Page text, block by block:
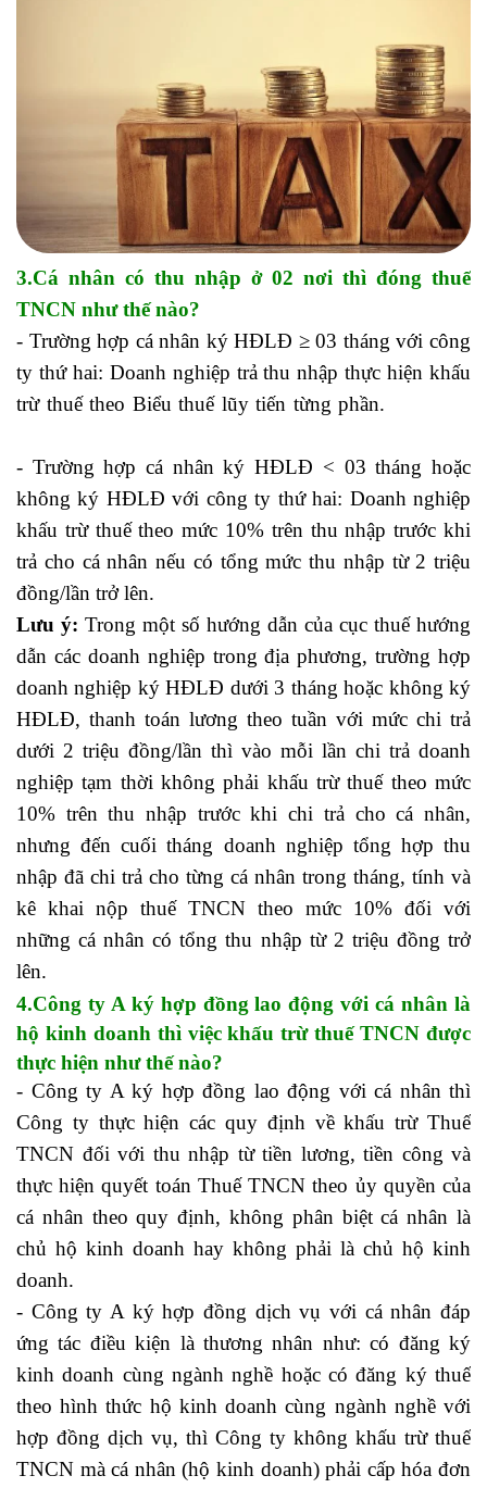
3.Cá nhân có thu nhập ở 02 nơi thì đóng thuế
TNCN như thế nào?
- Trường hợp cá nhân ký HĐLĐ ≥ 03 tháng với công
ty thứ hai: Doanh nghiệp trả thu nhập thực hiện khấu
trừ thuế theo Biểu thuế lũy tiến từng phần.
- Trường hợp cá nhân ký HĐLĐ < 03 tháng hoặc
không ký HĐLĐ với công ty thứ hai: Doanh nghiệp
khấu trừ thuế theo mức 10% trên thu nhập trước khi
trả cho cá nhân nếu có tổng mức thu nhập từ 2 triệu
đồng/lần trở lên.
Lưu ý: Trong một số hướng dẫn của cục thuế hướng
dẫn các doanh nghiệp trong địa phương, trường hợp
doanh nghiệp ký HĐLĐ dưới 3 tháng hoặc không ký
HĐLĐ, thanh toán lương theo tuần với mức chi trả
dưới 2 triệu đồng/lần thì vào mỗi lần chi trả doanh
nghiệp tạm thời không phải khấu trừ thuế theo mức
10% trên thu nhập trước khi chi trả cho cá nhân,
nhưng đến cuối tháng doanh nghiệp tổng hợp thu
nhập đã chi trả cho từng cá nhân trong tháng, tính và
kê khai nộp thuế TNCN theo mức 10% đối với
những cá nhân có tổng thu nhập từ 2 triệu đồng trở
lên.
4.Công ty A ký hợp đồng lao động với cá nhân là
hộ kinh doanh thì việc khấu trừ thuế TNCN được
thực hiện như thế nào?
- Công ty A ký hợp đồng lao động với cá nhân thì
Công ty thực hiện các quy định về khấu trừ Thuế
TNCN đối với thu nhập từ tiền lương, tiền công và
thực hiện quyết toán Thuế TNCN theo ủy quyền của
cá nhân theo quy định, không phân biệt cá nhân là
chủ hộ kinh doanh hay không phải là chủ hộ kinh
doanh.
- Công ty A ký hợp đồng dịch vụ với cá nhân đáp
ứng tác điều kiện là thương nhân như: có đăng ký
kinh doanh cùng ngành nghề hoặc có đăng ký thuế
theo hình thức hộ kinh doanh cùng ngành nghề với
hợp đồng dịch vụ, thì Công ty không khấu trừ thuế
TNCN mà cá nhân (hộ kinh doanh) phải cấp hóa đơn